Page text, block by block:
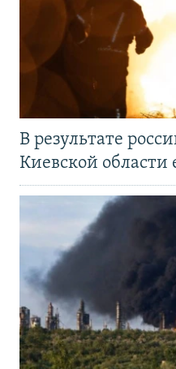
В результате
Киевской области